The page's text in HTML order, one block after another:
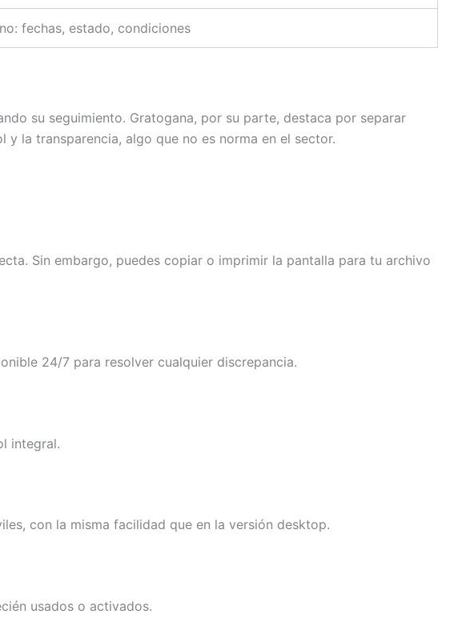
fechas, estado, condiciones
su seguimiento. Gratogana, por su parte, destaca por separar
la transparencia, algo que no es norma en el sector.
Sin embargo, puedes copiar o imprimir la pantalla para tu archivo
24/7 para resolver cualquier discrepancia.
integral.
con la misma facilidad que en la versión desktop.
usados o activados.